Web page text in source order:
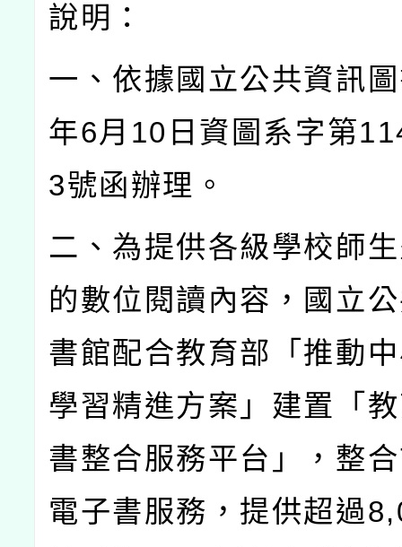
說明：
一、依據國立公共資訊
年6月 10 日資圖系字第
3號函辦理。
二、為提供各級學校師
的數位閱讀內容，國立
書館配合教育部「推動
學習精進方案」建置「
書整合服務平台」，整
電子書服務，提供超過